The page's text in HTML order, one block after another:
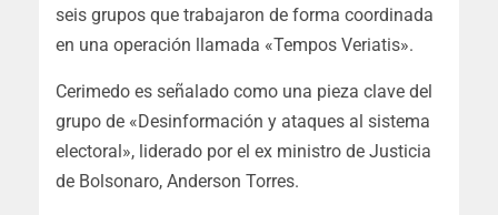
seis grupos que trabajaron de forma coordinada
en una operación llamada «Tempos Veriatis».
Cerimedo es señalado como una pieza clave del
grupo de «Desinformación y ataques al sistema
electoral», liderado por el ex ministro de Justicia
de Bolsonaro, Anderson Torres.